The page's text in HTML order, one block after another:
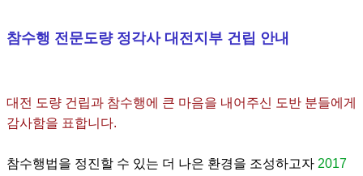
참수행 전문도량 정각사 대전지부 건립 안내
대전 도량 건립과 참수행에 큰 마음을 내어주신 도반 분들에게
감사함을 표합니다.
참수행법을 정진할 수 있는 더 나은 환경을 조성하고자 2017